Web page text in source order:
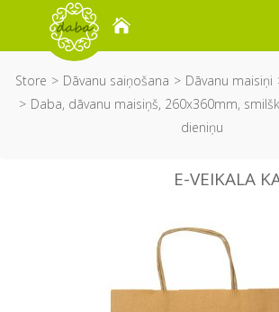
Store Dāvanu saiņošana Dāvanu maisiņi
Daba, dāvanu maisiņš, 260x360mm,
dieniņu
E-VEIKALA